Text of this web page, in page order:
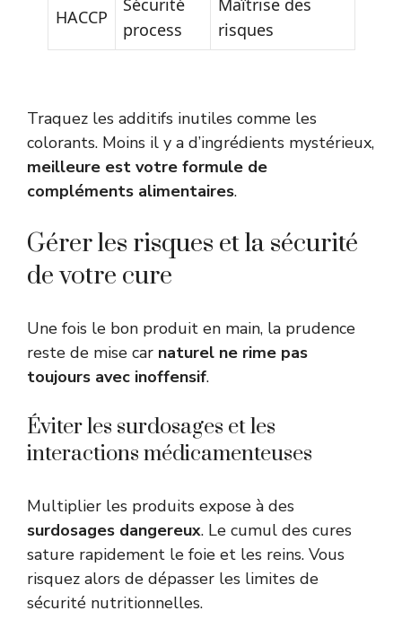
HACCP
Sécurité
process
Maîtrise des
risques
Traquez les additifs inutiles comme les
colorants. Moins il y a d’ingrédients mystérieux,
meilleure est votre formule de
compléments alimentaires.
Gérer les risques et la sécurité
de votre cure
Une fois le bon produit en main, la prudence
reste de mise car naturel ne rime pas
toujours avec inoffensif.
Éviter les surdosages et les
interactions médicamenteuses
Multiplier les produits expose à des
surdosages dangereux. Le cumul des cures
sature rapidement le foie et les reins. Vous
risquez alors de dépasser les limites de
sécurité nutritionnelles.